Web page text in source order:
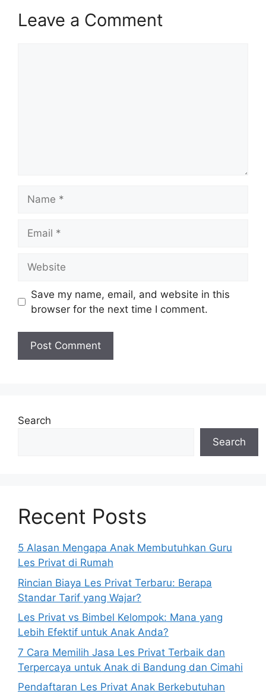
Leave a Comment
Save my name, email, and website in this
browser for the next time I comment.
Search
Search
Recent Posts
5 Alasan Mengapa Anak Membutuhkan Guru
Les Privat di Rumah
Rincian Biaya Les Privat Terbaru: Berapa
Standar Tarif yang Wajar?
Les Privat vs Bimbel Kelompok: Mana yang
Lebih Efektif untuk Anak Anda?
7 Cara Memilih Jasa Les Privat Terbaik dan
Terpercaya untuk Anak di Bandung dan Cimahi
Pendaftaran Les Privat Anak Berkebutuhan